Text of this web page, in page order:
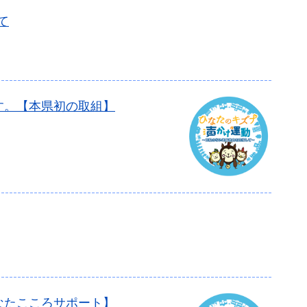
【本県初の取組】
こころサポート】